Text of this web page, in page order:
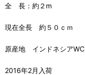
全 長：約２m
現在全長 約５０ｃｍ
原産地 インドネシアWC
2016年2月入荷